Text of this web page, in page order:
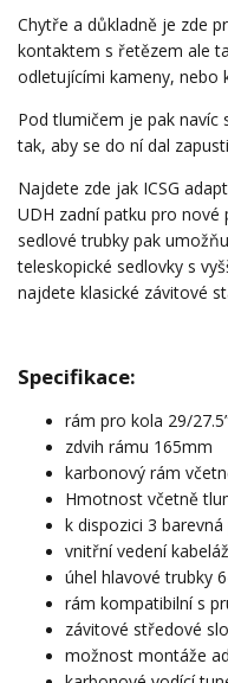
Chytře a důkladně je zde
kontaktem s řetězem ale
odletujícími kameny, nebo
Pod tlumičem je pak
tak, aby se do ní dal
Najdete zde jak ICSG
UDH zadní patku pro nové
sedlové trubky pak
teleskopické sedlovky s
najdete klasické závitové
Specifikace:
rám pro kola 29/
zdvih rámu 165mm
karbonový rám
Hmotnost včetně
k dispozici 3 barevná
vnitřní vedení
úhel hlavové trubky
rám kompatibilní s
závitové středové
možnost montáže